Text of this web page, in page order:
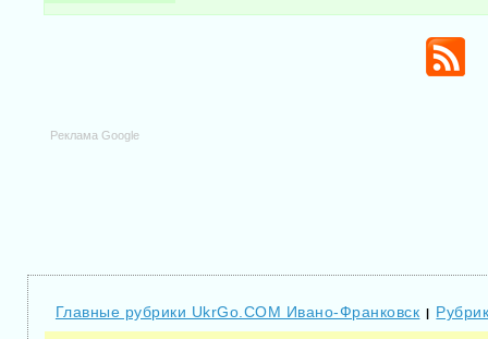
Реклама Google
Главные рубрики UkrGo.COM Ивано-Франковск |